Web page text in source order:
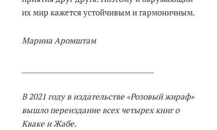
их мир кажется устойчивым и гармоничным.
Марина Аромштам
В 2021 году в издательстве «Розовый жираф»
вышло переиздание всех четырех книг о
Кваке и Жабе.